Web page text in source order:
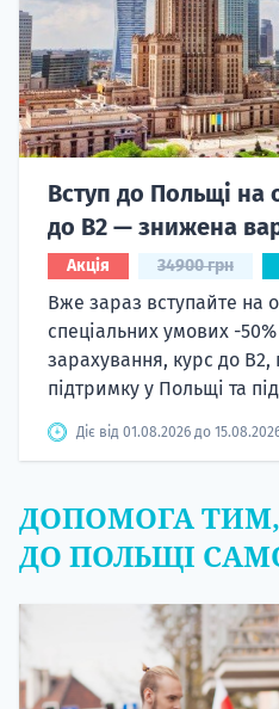
Вступ до Польщі на
до B2 — знижена
Акція 34900 грн
Вже зараз вступайте на
спеціальних умових -
зарахування, курс до
підтримку у Польщі та
Діє від 01.08.2026 до
ДОПОМОГА
ДО ПОЛЬЩІ